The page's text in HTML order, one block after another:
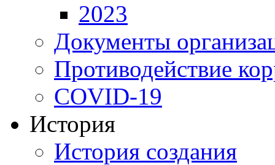
2023
Документы
Противодействие
СОVID-19
История
История создания